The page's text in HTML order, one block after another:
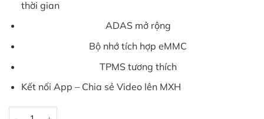
thời gian
ADAS mở rộng
Bộ nhớ tích hợp eMMC
TPMS tương thích
Kết nối App – Chia sẻ Video lên MXH
Camera hành trình 70mai M500 và lưu ý về thông số kỹ